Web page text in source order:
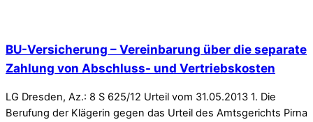
BU-Versicherung – Vereinbarung über die separate
Zahlung von Abschluss- und Vertriebskosten
LG Dresden, Az.: 8 S 625/12 Urteil vom 31.05.2013 1. Die
Berufung der Klägerin gegen das Urteil des Amtsgerichts Pirna